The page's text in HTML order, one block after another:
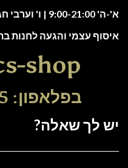
א'-ה' 9:00-21:00 | ו' וערבי חג 9:00-13:00
איסוף עצמי והגעה לחנות
shop
בפלאפון: 051-5588135
יש לך שאלה?